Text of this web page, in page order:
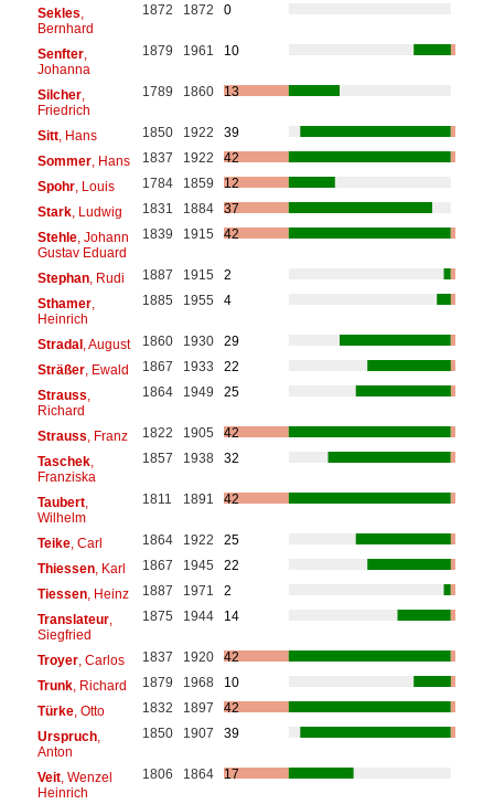
Sekles
Bernhard
1872 1872 0
Senfter,
Johanna
1879 1961 10
Silcher,
Friedrich
1789 1860 13
Sitt, Hans 1850 1922
39
Sommer, Hans 1837 1922
42
Spohr, Louis 1784 1859
12
Stark, Ludwig 1831 1884
37
Stehle, Johann
Gustav Eduard
1839 1915 42
Stephan, Rudi 1887 1915
2
Sthamer,
Heinrich
1885 1955 4
Stradal, August 1860 1930
29
Sträßer, Ewald 1867 1933
22
Strauss
Richard
1864 1949 25
Strauss , Franz 1822 1905
42
Taschek,
Franziska
1857 1938 32
Taubert,
Wilhelm
1811 1891 42
Teike, Carl 1864 1922
25
Thiessen, Karl 1867 1945
22
Tiessen, Heinz 1887 1971
2
Translateur,
Siegfried
1875 1944 14
Troyer, Carlos 1837 1920
42
Trunk, Richard 1879 1968
10
Türke, Otto 1832 1897
42
Urspruch,
Anton
1850 1907 39
Veit, Wenzel
Heinrich
1806 1864 17